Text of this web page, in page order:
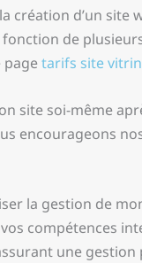
création d’un site
fonction de
pagetarifs site
site soi-même
encourageons
la gestion de
vos compétences
une